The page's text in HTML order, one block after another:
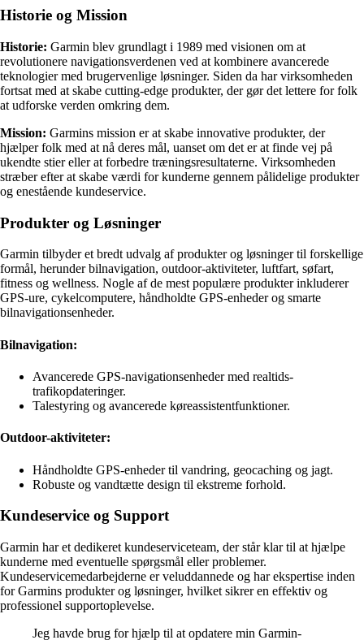
Historie og Mission
Historie: Garmin blev grundlagt i 1989 med visionen om at
revolutionere navigationsverdenen ved at kombinere avancerede
teknologier med brugervenlige løsninger. Siden da har virksomheden
fortsat med at skabe cutting-edge produkter, der gør det lettere for folk
at udforske verden omkring dem.
Mission: Garmins mission er at skabe innovative produkter, der
hjælper folk med at nå deres mål, uanset om det er at finde vej på
ukendte stier eller at forbedre træningsresultaterne. Virksomheden
stræber efter at skabe værdi for kunderne gennem pålidelige produkter
og enestående kundeservice.
Produkter og Løsninger
Garmin tilbyder et bredt udvalg af produkter og løsninger til forskellige
formål, herunder bilnavigation, outdoor-aktiviteter, luftfart, søfart,
fitness og wellness. Nogle af de mest populære produkter inkluderer
GPS-ure, cykelcomputere, håndholdte GPS-enheder og smarte
bilnavigationsenheder.
Bilnavigation:
Avancerede GPS-navigationsenheder med realtids-
trafikopdateringer.
Talestyring og avancerede køreassistentfunktioner.
Outdoor-aktiviteter:
Håndholdte GPS-enheder til vandring, geocaching og jagt.
Robuste og vandtætte design til ekstreme forhold.
Kundeservice og Support
Garmin har et dedikeret kundeserviceteam, der står klar til at hjælpe
kunderne med eventuelle spørgsmål eller problemer.
Kundeservicemedarbejderne er veluddannede og har ekspertise inden
for Garmins produkter og løsninger, hvilket sikrer en effektiv og
professionel supportoplevelse.
Jeg havde brug for hjælp til at opdatere min Garmin-